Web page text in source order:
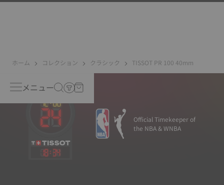
ホーム コレクション クラシック TISSOT PR 100 40mm
メニュー
18: 34
Official Timekeeper of
the NBA & WNBA